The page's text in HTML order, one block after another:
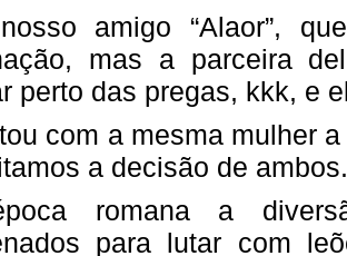
amigo “Alaor”,
mas a parceira
perto das pregas, kkk, e
com a mesma mulher
a decisão de ambos.
romana a
para lutar com